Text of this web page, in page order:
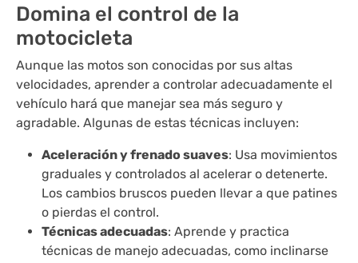
Domina el control de la
motocicleta
Aunque las motos son conocidas por sus altas
velocidades, aprender a controlar adecuadamente el
vehículo hará que manejar sea más seguro y
agradable. Algunas de estas técnicas incluyen:
Aceleración y frenado suaves: Usa movimientos
graduales y controlados al acelerar o detenerte.
Los cambios bruscos pueden llevar a que patines
o pierdas el control.
Técnicas adecuadas: Aprende y practica
técnicas de manejo adecuadas, como inclinarse